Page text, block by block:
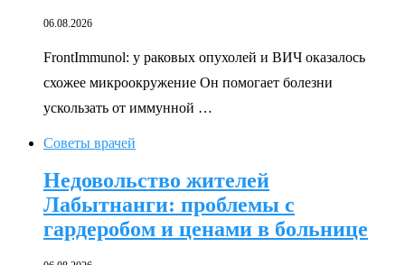
06.08.2026
FrontImmunol: у раковых опухолей и ВИЧ оказалось
схожее микроокружение Он помогает болезни
ускользать от иммунной …
Советы врачей
Недовольство жителей
Лабытнанги: проблемы с
гардеробом и ценами в больнице